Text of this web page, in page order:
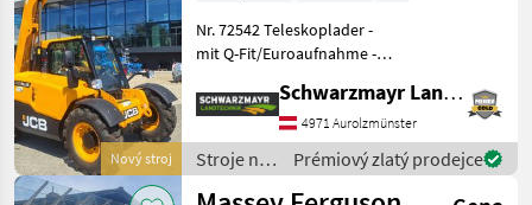
Nový stroj
Nr. 72542 Teleskoplader -
mit Q-Fit/Euroaufnahme -
Hubhöhe 6m - mit Motor
Kohler St.V 4-Zylinder 74PS
mit DPF - mit Kraftstoffbehä
Schwarzmayr Landtechnik GmbH - Aurolzmünster
4971 Aurolzmünster
Stroje na
stavbu /
Prémiový zlatý prodejce